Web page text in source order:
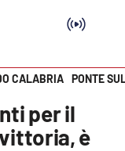
CALABRIA PONTE
per il
è